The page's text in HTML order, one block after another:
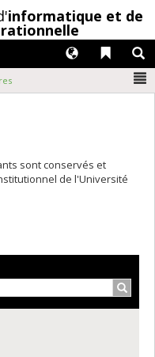
informatique et de
Liens
Langues
sont conservés et
de l'Université